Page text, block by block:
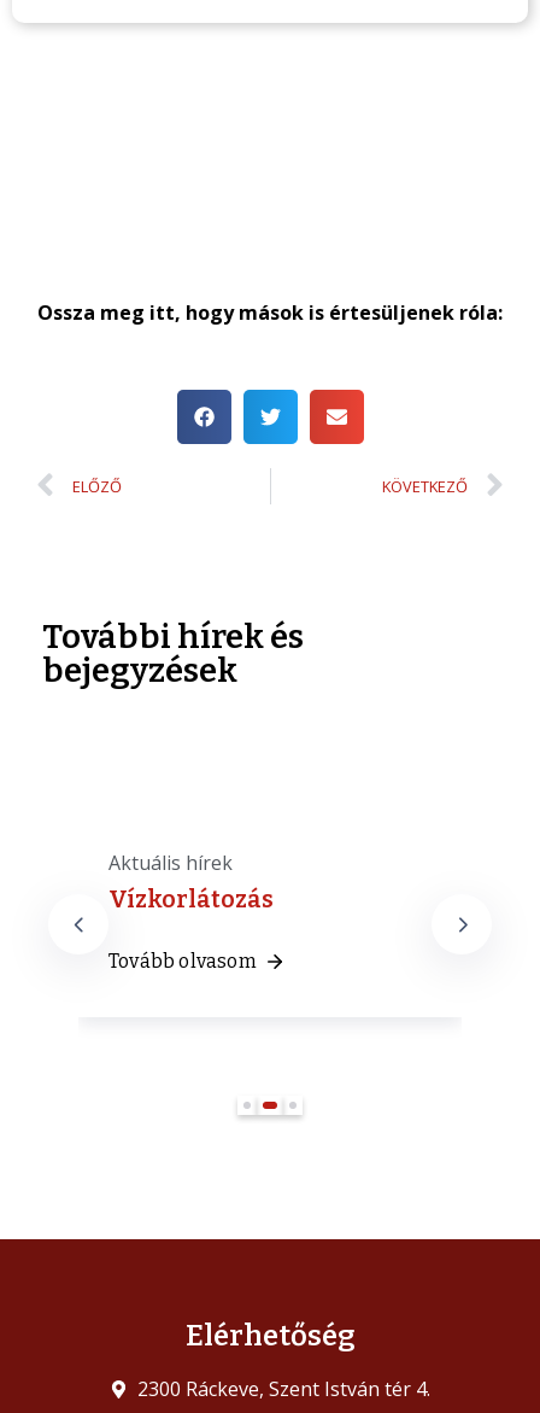
Ossza meg itt, hogy mások is értesüljenek róla:
ELŐZŐ KÖVETKEZŐ
További hírek és
bejegyzések
Aktuális hírek
Vízkorlátozás
Tovább olvasom
Elérhetőség
2300 Ráckeve, Szent István tér 4.